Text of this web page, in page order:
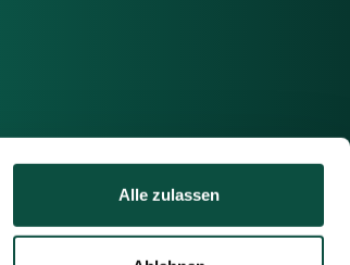
Alle zulassen